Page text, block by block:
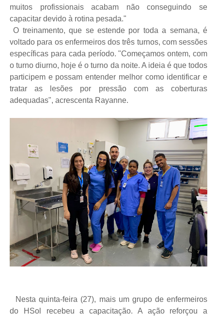
muitos profissionais acabam não conseguindo se
capacitar devido à rotina pesada."
O treinamento, que se estende por toda a semana, é
voltado para os enfermeiros dos três turnos, com sessões
específicas para cada período. "Começamos ontem, com
o turno diurno, hoje é o turno da noite. A ideia é que todos
participem e possam entender melhor como identificar e
tratar as lesões por pressão com as coberturas
adequadas", acrescenta Rayanne.
Nesta quinta-feira (27), mais um grupo de enfermeiros
do HSol recebeu a capacitação. A ação reforçou a